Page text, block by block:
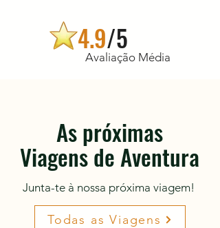
4.9/5
Avaliação Média
As próximas
Viagens de Aventura
Junta-te à nossa próxima viagem!
Todas as Viagens